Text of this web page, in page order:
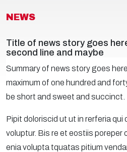
NEWS
Title of news story goes
second line and maybe
Summary of news story goes
maximum of one hundred and
be short and sweet and succinct.
Pipit doloriscid ut ut in rerferia
voluptur. Bis re et eostiis poreper
enia volupta tquatas pitium